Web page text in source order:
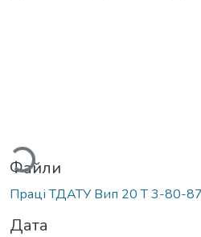
Вантажиться...
Файли
Праці ТДАТУ Вип 20 Т 3-80-
Дата